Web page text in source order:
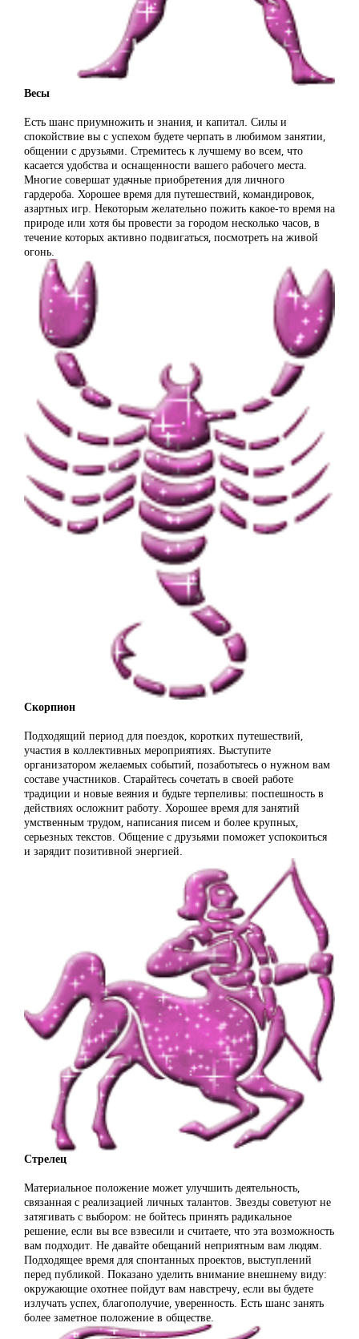
Весы
Есть шанс приумножить и знания, и капитал. Силы и
спокойствие вы с успехом будете черпать в любимом занятии,
общении с друзьями. Стремитесь к лучшему во всем, что
касается удобства и оснащенности вашего рабочего места.
Многие совершат удачные приобретения для личного
гардероба. Хорошее время для путешествий, командировок,
азартных игр. Некоторым желательно пожить какое-то время на
природе или хотя бы провести за городом несколько часов, в
течение которых активно подвигаться, посмотреть на живой
огонь.
Скорпион
Подходящий период для поездок, коротких путешествий,
участия в коллективных мероприятиях. Выступите
организатором желаемых событий, позаботьтесь о нужном вам
составе участников. Старайтесь сочетать в своей работе
традиции и новые веяния и будьте терпеливы: поспешность в
действиях осложнит работу. Хорошее время для занятий
умственным трудом, написания писем и более крупных,
серьезных текстов. Общение с друзьями поможет успокоиться
и зарядит позитивной энергией.
Стрелец
Материальное положение может улучшить деятельность,
связанная с реализацией личных талантов. Звезды советуют не
затягивать с выбором: не бойтесь принять радикальное
решение, если вы все взвесили и считаете, что эта возможность
вам подходит. Не давайте обещаний неприятным вам людям.
Подходящее время для спонтанных проектов, выступлений
перед публикой. Показано уделить внимание внешнему виду:
окружающие охотнее пойдут вам навстречу, если вы будете
излучать успех, благополучие, уверенность. Есть шанс занять
более заметное положение в обществе.